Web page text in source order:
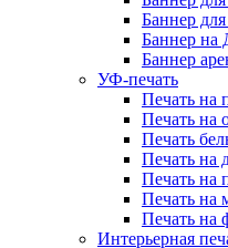
Баннер
Баннер на
Баннер
УФ-печать
Печать на
Печать на
Печать
Печать на
Печать на
Печать на
Печать на
Интерьерная